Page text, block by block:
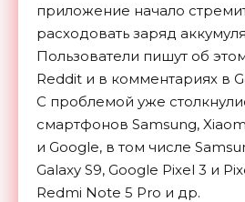
приложение начало
расходовать заряд
Пользователи пишут об
Reddit и в комментариях в
С проблемой уже
смартфонов Samsung,
и Google, в том числе
Galaxy S9, Google Pixel 3 и
Redmi Note 5 Pro и др.